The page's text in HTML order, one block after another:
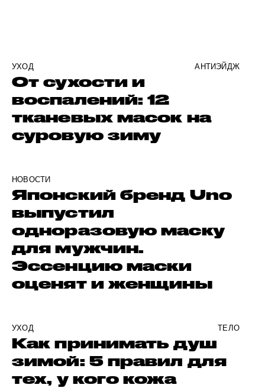
УХОД АНТИЭЙДЖ
От сухости и
воспалений: 12
тканевых масок на
суровую зиму
НОВОСТИ
Японский бренд Uno
выпустил
одноразовую маску
для мужчин.
Эссенцию маски
оценят и женщины
УХОД ТЕЛО
Как принимать душ
зимой: 5 правил для
тех, у кого кожа